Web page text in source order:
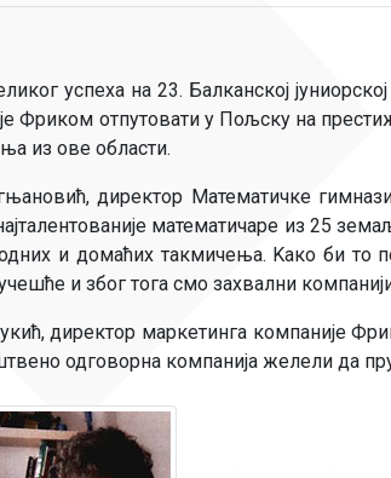
успеха на 23. Балканској
Фриком отпутовати у Пољску на
из ове области.
директор Математичке
математичаре из 25
и домаћих такмичења. Kако би то
и због тога смо захвални
директор маркетинга компаније
одговорна компанија желели да